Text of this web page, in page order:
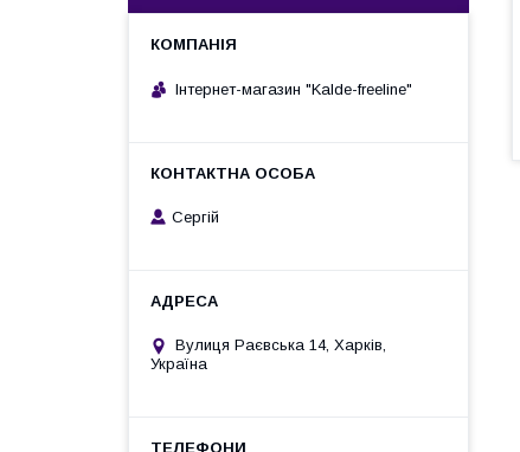
Інтернет-магазин "Kalde-freeline"
Сергій
Вулиця Раєвська 14, Харків,
Україна